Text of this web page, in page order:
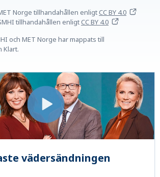
Norge tillhandahållen enligtCC BY 4.0
tillhandahållen enligtCC BY 4.0
och MET Norge har mappats till
Klart.
vädersändningen